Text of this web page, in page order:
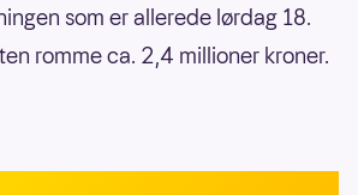
som er allerede lørdag 18.
romme ca. 2,4 millioner kroner.